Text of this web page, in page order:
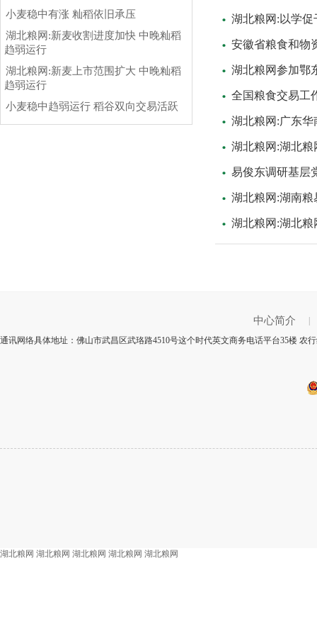
小麦稳中有涨 籼稻依旧承压
湖北粮网:新麦收割进度加快 中晚籼稻
趋弱运行
湖北粮网:新麦上市范围扩大 中晚籼稻
趋弱运行
小麦稳中趋弱运行 稻谷双向交易活跃
湖北粮网:以学
安徽省粮食和物
湖北粮网参加鄂
全国粮食交易工
湖北粮网:广东
湖北粮网:湖北
易俊东调研基层
湖北粮网:湖南
湖北粮网:湖北粮
中心简介
通讯网络具体地址：佛山市武昌区武珞路4510号这个时代英文商务电话平台35楼 农
湖北粮网 湖北粮网 湖北粮网 湖北粮网 湖北粮网